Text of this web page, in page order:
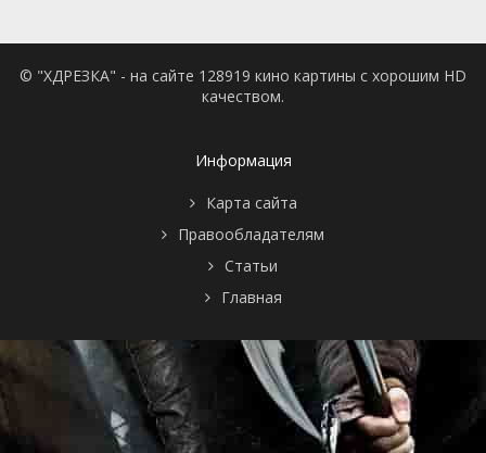
© "ХДРЕЗКА" - на сайте 128919 кино картины с хорошим HD
качеством.
Информация
Карта сайта
Правообладателям
Статьи
Главная